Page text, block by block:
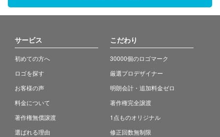
サービス
初めての方へ
ロゴを探す
お客様の声
料金について
著作権無償譲渡
選ばれる理由
こだわり
30000個のロゴマーク
厳選プロデザイナー
明朗会計・追加料金ゼロ
著作権完全譲渡
1点ものオリジナル
修正回数無制限